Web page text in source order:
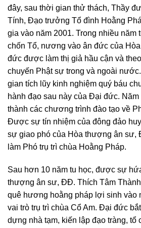
đây, sau thời gian thử thách, Thầy
Tính, Đạo trưởng Tổ đình Hoằng
gia vào năm 2001. Trong nhiều năm
chốn Tổ, nương vào ân đức của
đức được làm thị giả hầu cận và
chuyến Phật sự trong và ngoài
gian tích lũy kinh nghiệm quý báu
hành đạo sau này của Đại đức.
thành các chương trình đào tạo về
Được sự tín nhiệm của đông đảo
sự giao phó của Hòa thượng ân sư,
làm Phó trụ trì chùa Hoằng Pháp.
Sau hơn 10 năm tu học, được sự
thượng ân sư, ĐĐ. Thích Tâm
quê hương hoằng pháp lợi sinh vào
vai trò trụ trì chùa Cổ Am. Đại đức
dựng nhà tạm, kiến lập đạo tràng, tổ